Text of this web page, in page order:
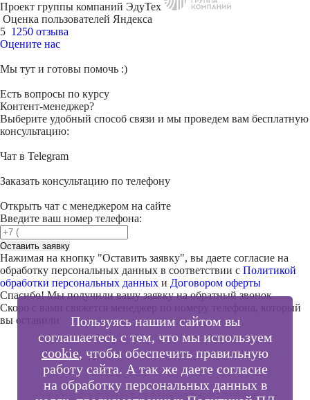
Проект группы компаний ЭдуТех
Оценка пользователей Яндекса
5 1250 отзыва
Оцените нас
Пользуясь нашим сайтом вы
соглашаетесь с тем, что мы используем
cookie, чтобы обеспечить правильную
работу сайта. А так же даете согласие
на обработку персональных данных в
Мы тут и готовы помочь :)
Есть вопросы по курсу
Контент-менеджер?
Выберите удобный способ связи и мы проведем вам бесплатную
консультацию:
Чат в Telegram
Заказать консультацию по телефону
Открыть чат с менеджером на сайте
Введите ваш номер телефона:
Оставить заявку
Нажимая на кнопку "Оставить заявку", вы даете согласие на
обработку персональных данных в соответствии с Политикой
обработки персональных данных и Договором оферты
Спасибо! Мы получили вашу заявку на обратный звонок
Скоро с вами свяжется менеджер по номеру телефона, который
вы оставили
Внимание!
В выбранном вами городена данный момент нет учебного